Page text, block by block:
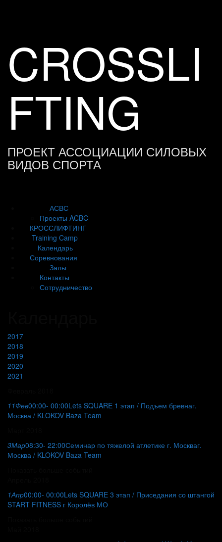
CROSSLI
FTING
ПРОЕКТ АССОЦИАЦИИ СИЛОВЫХ
ВИДОВ СПОРТА
АСВС
Проекты ACBC
КРОССЛИФТИНГ
Training Camp
Календарь
Соревнования
Залы
Контакты
Сотрудничество
2017
2018
2019
2020
2021
11Фев00:00- 00:00Lets SQUARE 1 этап / Подъем бревнаг.
Москва / KLOKOV Baza Team
3Мар08:30- 22:00Семинар по тяжелой атлетике г. Москваг.
Москва / KLOKOV Baza Team
1Апр00:00- 00:00Lets SQUARE 3 этап / Приседания со штангой
START FITNESS г Королёв МО